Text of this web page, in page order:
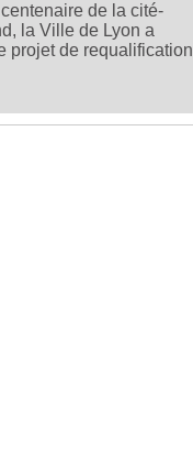
de la cité-
la Ville de Lyon a
projet de requalification